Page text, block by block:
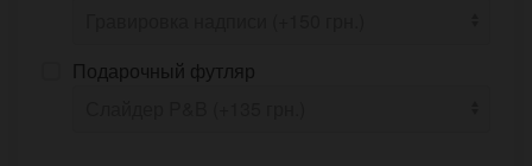
Подарочный футляр